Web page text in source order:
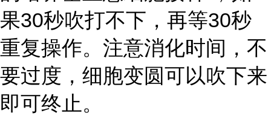
果30秒吹打不下，再等30秒
重复操作。注意消化时间，不
要过度，细胞变圆可以吹下来
即可终止。